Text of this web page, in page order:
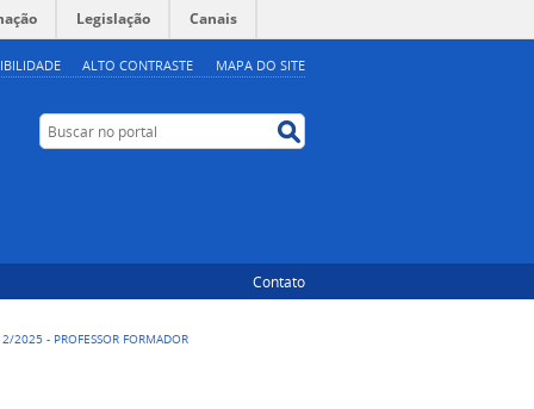
ALTO CONTRASTE MAPA DO SITE
Legislação Canais
Buscar no portal
Contato
2025 - PROFESSOR FORMADOR